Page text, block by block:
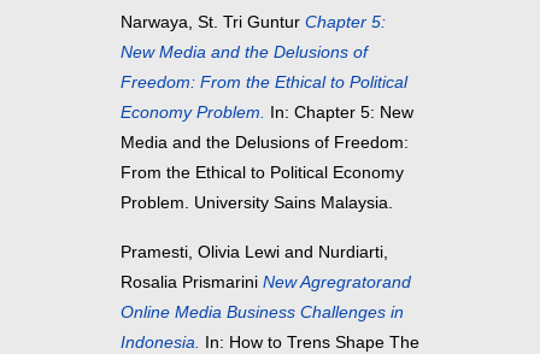
Narwaya, St. Tri Guntur Chapter 5:
New Media and the Delusions of
Freedom: From the Ethical to Political
Economy Problem. In: Chapter 5: New
Media and the Delusions of Freedom:
From the Ethical to Political Economy
Problem. University Sains Malaysia.
Pramesti, Olivia Lewi and Nurdiarti,
Rosalia Prismarini New Agregratorand
Online Media Business Challenges in
Indonesia. In: How to Trens Shape The